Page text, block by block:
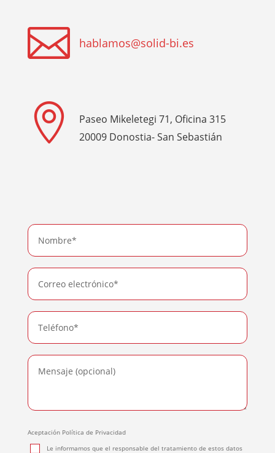
 hablamos@solid-bi.es

Paseo Mikeletegi 71, Oficina 315
20009 Donostia- San Sebastián
Aceptación Política de Privacidad
Le informamos que el responsable del tratamiento de estos datos